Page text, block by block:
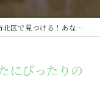
つける！あなたにぴったりのメンズ美容室体験
にぴったりの